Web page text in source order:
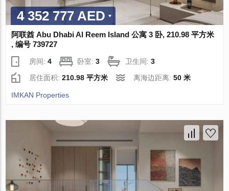
4 352 777 AED
阿联酋 Abu Dhabi Al Reem Island 公寓 3 卧, 210.98 平方米
, 编号 739727
房间:4 卧室:3 卫生间:3
居住面积:210.98 平方米 离海边距离:50 米
IMKAN Properties